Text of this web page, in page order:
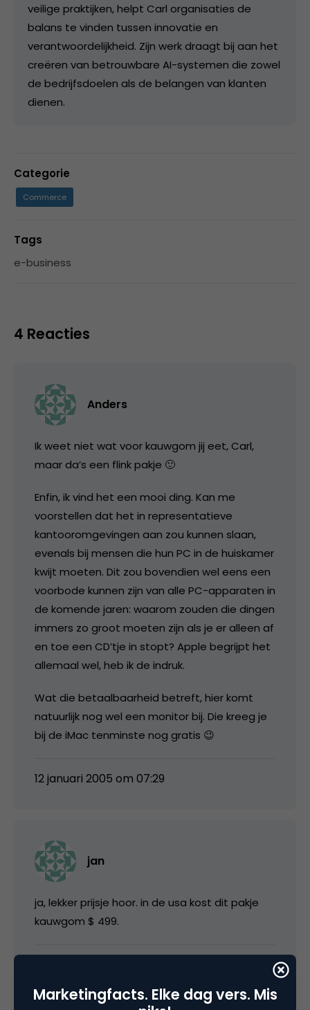
veilige praktijken, helpt Carl organisaties de
balans te vinden tussen innovatie en
verantwoordelijkheid. Zijn werk draagt bij aan het
creëren van betrouwbare AI-systemen die zowel
de bedrijfsdoelen als de belangen van klanten
dienen.
Categorie
Commerce
Tags
e-business
4 Reacties
Anders
Ik weet niet wat voor kauwgom jij eet, Carl,
maar da’s een flink pakje 🙂
Enfin, ik vind het een mooi ding. Kan me
voorstellen dat het in representatieve
kantooromgevingen aan zou kunnen slaan,
evenals bij mensen die hun PC in de huiskamer
kwijt moeten. Dit zou bovendien wel eens een
voorbode kunnen zijn van alle PC-apparaten in
de komende jaren: waarom zouden die dingen
immers zo groot moeten zijn als je er alleen af
en toe een CD’tje in stopt? Apple begrijpt het
allemaal wel, heb ik de indruk.
Wat die betaalbaarheid betreft, hier komt
natuurlijk nog wel een monitor bij. Die kreeg je
bij de iMac tenminste nog gratis 😉
12 januari 2005 om 07:29
jan
ja, lekker prijsje hoor. in de usa kost dit pakje
kauwgom $ 499.
Marketingfacts. Elke dag vers. Mis